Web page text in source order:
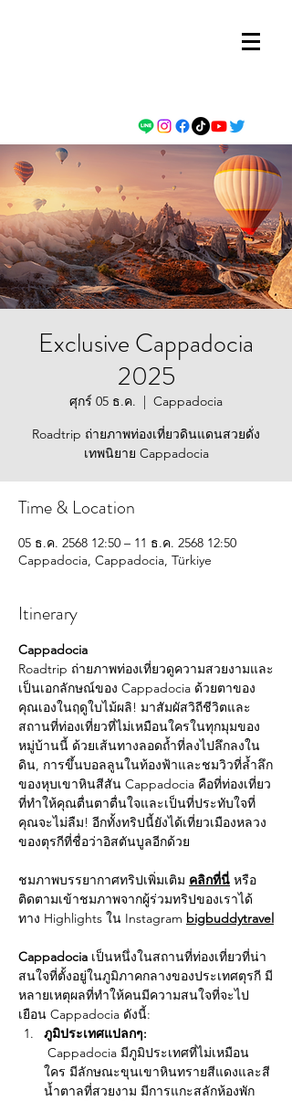
Exclusive Cappadocia
2025
ศุกร์ 05 ธ.ค.
  |
Cappadocia
Roadtrip ถ่ายภาพท่องเที่ยวดินแดนสวยดั่ง
เทพนิยาย Cappadocia
Time & Location
05 ธ.ค. 2568 12:50 – 11 ธ.ค. 2568 12:50
Cappadocia, Cappadocia, Türkiye
Itinerary
Cappadocia
Roadtrip ถ่ายภาพท่องเที่ยวดูความสวยงามและ
เป็นเอกลักษณ์ของ Cappadocia ด้วยตาของ
คุณเองในฤดูใบไม้ผลิ! มาสัมผัสวิถีชีวิตและ
สถานที่ท่องเที่ยวที่ไม่เหมือนใครในทุกมุมของ
หมู่บ้านนี้ ด้วยเส้นทางลอดถ้ำที่ลงไปลึกลงใน
ดิน, การขึ้นบอลลูนในท้องฟ้าและชมวิวที่ล้ำลึก
ของหุบเขาหินสีสัน Cappadocia คือที่ท่องเที่ยว
ที่ทำให้คุณตื่นตาตื่นใจและเป็นที่ประทับใจที่
คุณจะไม่ลืม! อีกทั้งทริปนี้ยังได้เที่ยวเมืองหลวง
ของตุรกีที่ชื่อว่าอิสตันบูลอีกด้วย
ชมภาพบรรยากาศทริปเพิ่มเติม คลิกที่นี่ หรือ
ติดตามเข้าชมภาพจากผู้ร่วมทริปของเราได้
ทาง Highlights ใน Instagram bigbuddytravel
Cappadocia เป็นหนึ่งในสถานที่ท่องเที่ยวที่น่า
สนใจที่ตั้งอยู่ในภูมิภาคกลางของประเทศตุรกี มี
หลายเหตุผลที่ทำให้คนมีความสนใจที่จะไป
เยือน Cappadocia ดังนี้:
ภูมิประเทศแปลกๆ:
ใคร มีลักษณะขุนเขาหินทรายสีแดงและสี
น้ำตาลที่สวยงาม มีการแกะสลักห้องพัก